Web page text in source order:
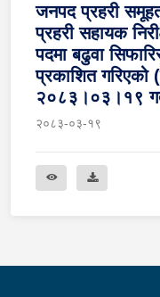
जनपद प्रहरी
प्रहरी सहायक
पदमा बढुवा
प्रकाशित गरिएको
२०८३।०३।१९
२०८३-०३-१९